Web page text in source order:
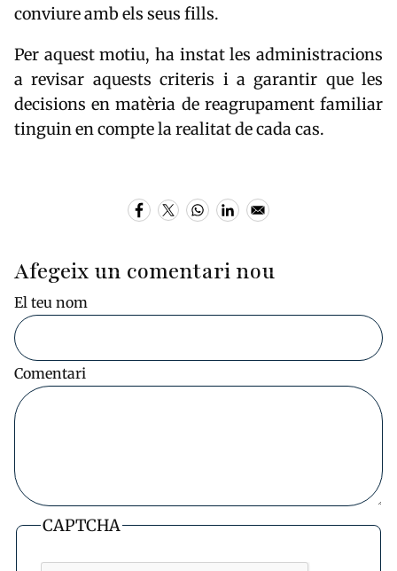
conviure amb els seus fills.
Per aquest motiu, ha instat les administracions
a revisar aquests criteris i a garantir que les
decisions en matèria de reagrupament familiar
tinguin en compte la realitat de cada cas.
Afegeix un comentari nou
El teu nom
Comentari
CAPTCHA